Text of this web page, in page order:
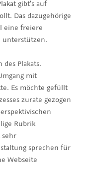
gibt’s auf
Das dazugehörige
eine freiere
unterstützen.
Plakats.
mit
Es möchte gefüllt
zurate gezogen
Rubrik
sehr
sprechen für
Webseite